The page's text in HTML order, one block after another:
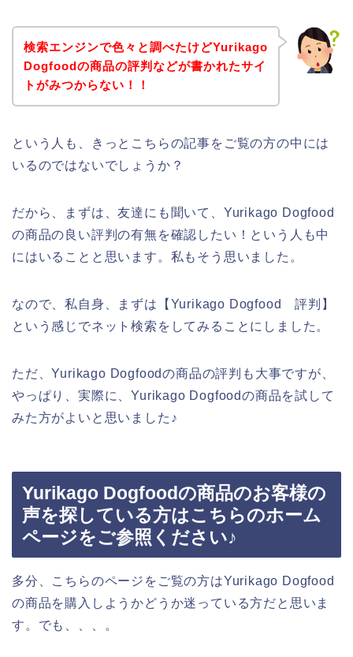
検索エンジンで色々と調べたけどYurikago
Dogfoodの商品の評判などが書かれたサイ
トがみつからない！！
という人も、きっとこちらの記事をご覧の方の中には
いるのではないでしょうか？
だから、まずは、友達にも聞いて、Yurikago Dogfood
の商品の良い評判の有無を確認したい！という人も中
にはいることと思います。私もそう思いました。
なので、私自身、まずは【Yurikago Dogfood 評判】
という感じでネット検索をしてみることにしました。
ただ、Yurikago Dogfoodの商品の評判も大事ですが、
やっぱり、実際に、Yurikago Dogfoodの商品を試して
みた方がよいと思いました♪
Yurikago Dogfoodの商品のお客様の
声を探している方はこちらのホーム
ページをご参照ください♪
多分、こちらのページをご覧の方はYurikago Dogfood
の商品を購入しようかどうか迷っている方だと思いま
す。でも、、、。